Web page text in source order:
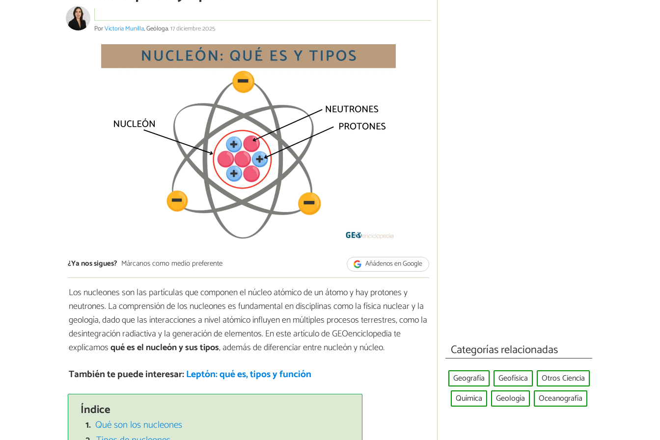
PorVictoria Munilla, Geóloga.17 diciembre 2025
¿Ya nos sigues? Márcanos como medio preferente Añádenos en Google
Los nucleones son las partículas que componen el núcleo atómico de un átomo y hay protones y
neutrones. La comprensión de los nucleones es fundamental en disciplinas como la física nuclear y la
geología, dado que las interacciones a nivel atómico influyen en múltiples procesos terrestres, como la
desintegración radiactiva y la generación de elementos. En este artículo de GEOenciclopedia te
explicamosqué es el nucleón y sus tipos, además de diferenciar entre nucleón y núcleo.
También te puede interesar:Leptón: qué es, tipos y función
Índice
Qué son los nucleones
Categorías relacionadas
Geografía Geofísica
Otros Ciencia
Química
Geología Oceanografía